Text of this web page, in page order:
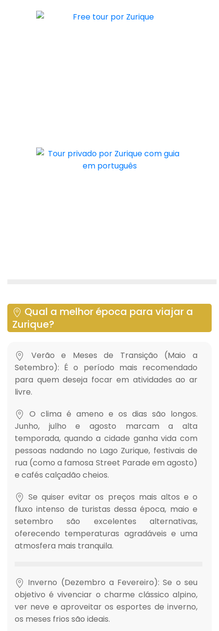
Qual a melhor época para viajar a
Zurique?
Verão e Meses de Transição (Maio a
Setembro): É o período mais recomendado
para quem deseja focar em atividades ao ar
livre.
O clima é ameno e os dias são longos.
Junho, julho e agosto marcam a alta
temporada, quando a cidade ganha vida com
pessoas nadando no Lago Zurique, festivais de
rua (como a famosa Street Parade em agosto)
e cafés calçadão cheios.
Se quiser evitar os preços mais altos e o
fluxo intenso de turistas dessa época, maio e
setembro são excelentes alternativas,
oferecendo temperaturas agradáveis e uma
atmosfera mais tranquila.
Inverno (Dezembro a Fevereiro): Se o seu
objetivo é vivenciar o charme clássico alpino,
ver neve e aproveitar os esportes de inverno,
os meses frios são ideais.